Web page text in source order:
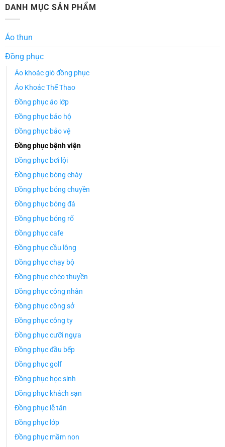
DANH MỤC SẢN PHẨM
Áo thun
Đồng phục
Áo khoác gió đồng phục
Áo Khoác Thể Thao
Đồng phục áo lớp
Đồng phục bảo hộ
Đồng phục bảo vệ
Đồng phục bệnh viện
Đồng phục bơi lội
Đồng phục bóng chày
Đồng phục bóng chuyền
Đồng phục bóng đá
Đồng phục bóng rổ
Đồng phục cafe
Đồng phục cầu lông
Đồng phục chạy bộ
Đồng phục chèo thuyền
Đồng phục công nhân
Đồng phục công sở
Đồng phục công ty
Đồng phục cưỡi ngựa
Đồng phục đầu bếp
Đồng phục golf
Đồng phục học sinh
Đồng phục khách sạn
Đồng phục lễ tân
Đồng phục lớp
Đồng phục mầm non